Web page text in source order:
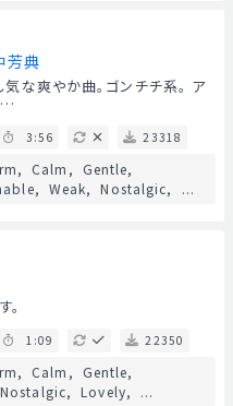
芳典
な爽やか曲。ゴンチチ系。 ア
…
3:56 23318
Calm
Gentle
Weak Nostalgic ...
1:09 22350
Calm
Gentle
Nostalgic Lovely ...